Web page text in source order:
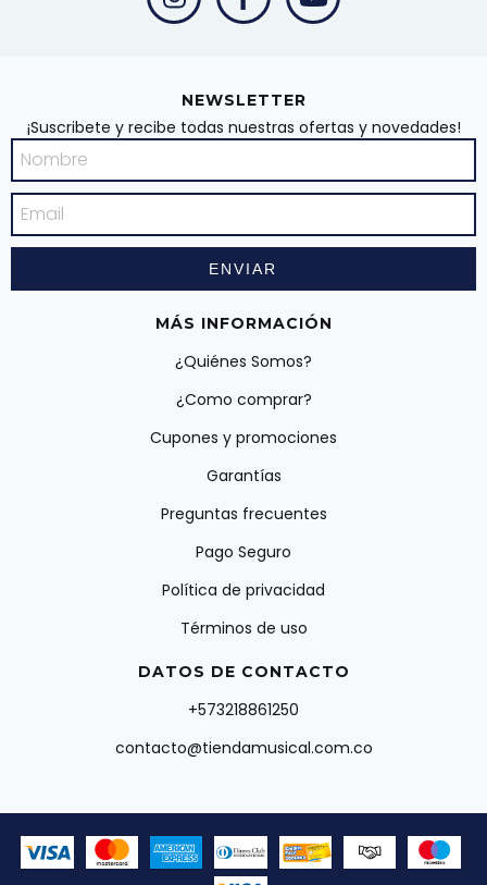
NEWSLETTER
¡Suscribete y recibe todas nuestras ofertas y novedades!
MÁS INFORMACIÓN
¿Quiénes Somos?
¿Como comprar?
Cupones y promociones
Garantías
Preguntas frecuentes
Pago Seguro
Política de privacidad
Términos de uso
DATOS DE CONTACTO
+573218861250
contacto@tiendamusical.com.co